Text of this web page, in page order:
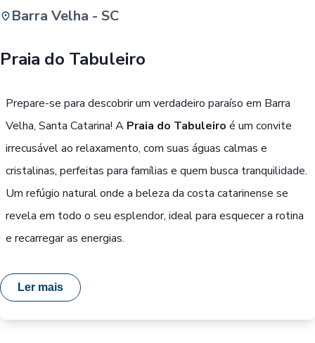
Barra Velha - SC
Praia do Tabuleiro
Prepare-se para descobrir um verdadeiro paraíso em Barra
Velha, Santa Catarina! A Praia do Tabuleiro é um convite
irrecusável ao relaxamento, com suas águas calmas e
cristalinas, perfeitas para famílias e quem busca tranquilidade.
Um refúgio natural onde a beleza da costa catarinense se
revela em todo o seu esplendor, ideal para esquecer a rotina
e recarregar as energias.
Ler mais